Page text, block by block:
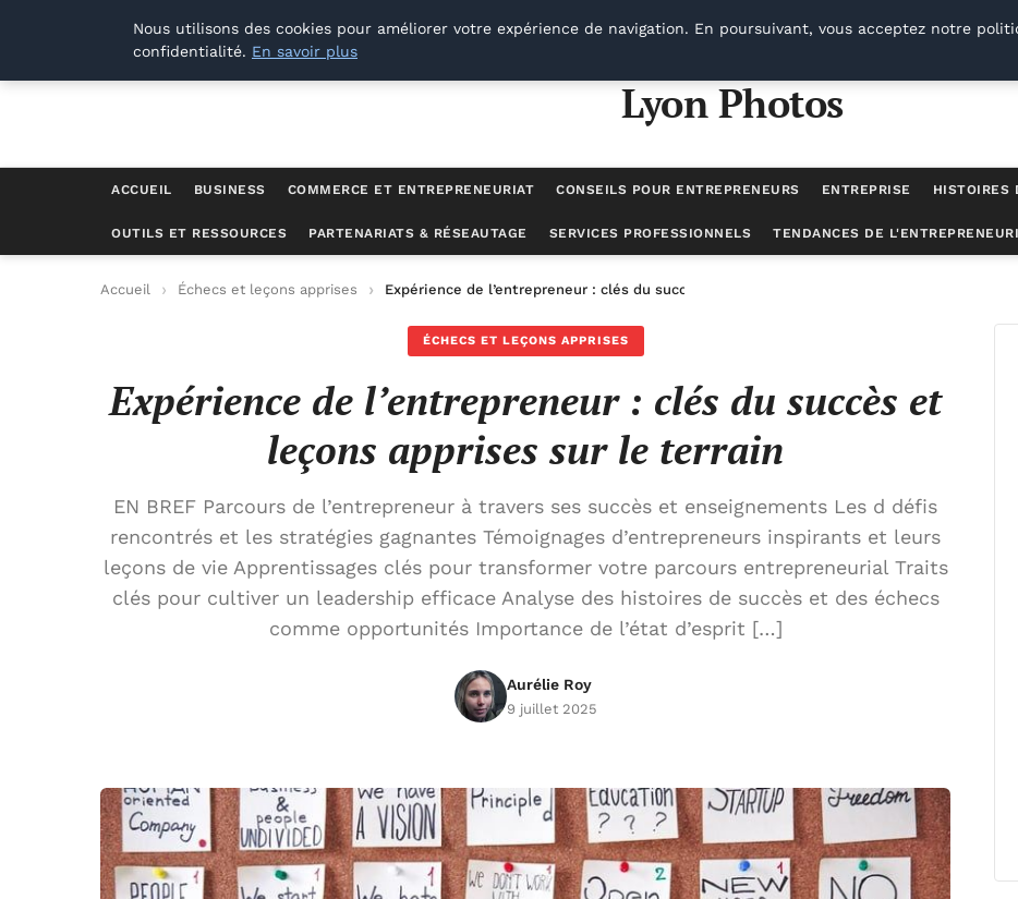
Lyon Photos
Lyon Photos
ACCUEIL BUSINESS COMMERCE ET ENTREPRENEURIAT CONSEILS POUR ENTREPRENEURS ENTREPRISE HISTOIRES
OUTILS ET RESSOURCES PARTENARIATS & RÉSEAUTAGE SERVICES PROFESSIONNELS TENDANCES DE
Accueil Échecs et leçons apprises Expérience de l’entrepreneur : clés du succès et leçons apprises sur le terrain
ÉCHECS ET LEÇONS APPRISES
Expérience de l’entrepreneur : clés du succès et
leçons apprises sur le terrain
EN BREF Parcours de l’entrepreneur à travers ses succès et enseignements Les d défis
rencontrés et les stratégies gagnantes Témoignages d’entrepreneurs inspirants et leurs
leçons de vie Apprentissages clés pour transformer votre parcours entrepreneurial Traits
clés pour cultiver un leadership efficace Analyse des histoires de succès et des échecs
comme opportunités Importance de l’état d’esprit […]
Aurélie Roy
9 juillet 2025
Nous utilisons des cookies pour améliorer votre expérience de navigation. En poursuivant, vous acceptez notre
confidentialité. En savoir plus